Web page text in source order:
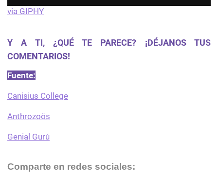
via GIPHY
Y A TI, ¿QUÉ TE PARECE? ¡DÉJANOS TUS
COMENTARIOS!
Fuente:
Canisius College
Anthrozoös
Genial Gurú
Comparte en redes sociales: